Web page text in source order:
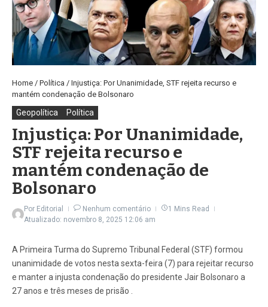
Home / Política / Injustiça: Por Unanimidade, STF rejeita recurso e
mantém condenação de Bolsonaro
Geopolítica Política
Injustiça: Por Unanimidade,
STF rejeita recurso e
mantém condenação de
Bolsonaro
Por Editorial Nenhum comentário
1 Mins Read
Atualizado: novembro 8, 2025 12:06 am
A Primeira Turma do Supremo Tribunal Federal (STF) formou
unanimidade de votos nesta sexta-feira (7) para rejeitar recurso
e manter a injusta condenação do presidente Jair Bolsonaro a
27 anos e três meses de prisão .